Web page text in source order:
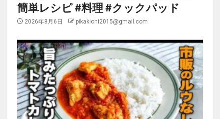
簡単レシピ #料理 #クックパッド
2026年8月6日 pikakichi2015@gmail.com